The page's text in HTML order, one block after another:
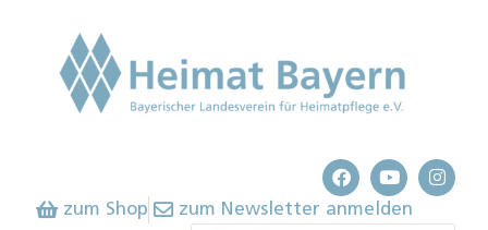
zum Shop zum Newsletter anmelden